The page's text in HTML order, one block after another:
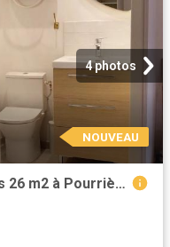
4 photos
NOUVEAU
Location Appartement 1 pièces 26 m2 à Pourrières